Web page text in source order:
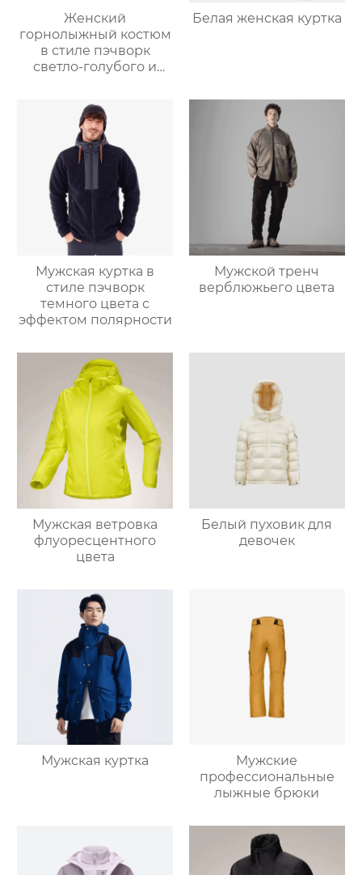
Женский
горнолыжный костюм
в стиле пэчворк
светло-голубого и
Белая женская куртка
Мужская куртка в
стиле пэчворк
темного цвета с
эффектом полярности
Мужской тренч
верблюжьего цвета
Мужская ветровка
флуоресцентного
цвета
Белый пуховик для
девочек
Мужская куртка
Мужские
профессиональные
лыжные брюки